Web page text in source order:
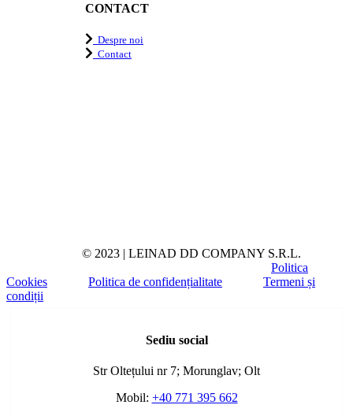
CONTACT
Despre noi
Contact
© 2023 | LEINAD DD COMPANY S.R.L.
Politica
Cookies
Politica de confidențialitate
Termeni și
condiții
Sediu social
Str Oltețului nr 7; Morunglav; Olt
Mobil: +40 771 395 662